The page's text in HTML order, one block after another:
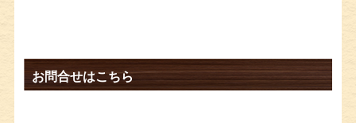
お問合せはこちら